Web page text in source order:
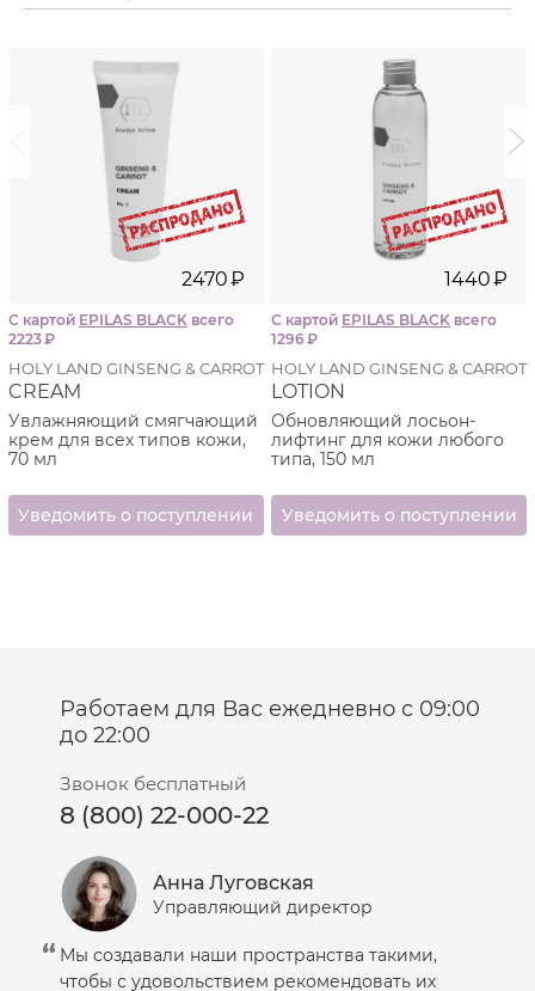
i
2470₽
С картой EPILAS BLACKвсего
2223₽
HOLY LAND GINSENG & CARROT
CREAM
Увлажняющий смягчающий
крем для всех типов кожи,
70 мл
1440₽
С картой EPILAS BLACK всего
1296₽
HOLY LAND GINSENG & CARROT
LOTION
Обновляющий лосьон-
лифтинг для кожи любого
типа, 150 мл
Работаем для Вас ежедневно с 09:00
до 22:00
Звонок бесплатный
8 (800) 22-000-22
Анна Луговская
Управляющий директор
Мы создавали наши пространства такими,
чтобы с удовольствием рекомендовать их